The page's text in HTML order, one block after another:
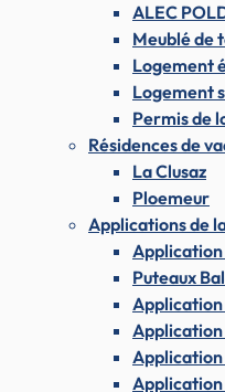
ALEC
Meublé de
Logement
Logement
Permis de
Résidences de
La Clusaz
Ploemeur
Applications de
Puteaux
Application
Application
Application